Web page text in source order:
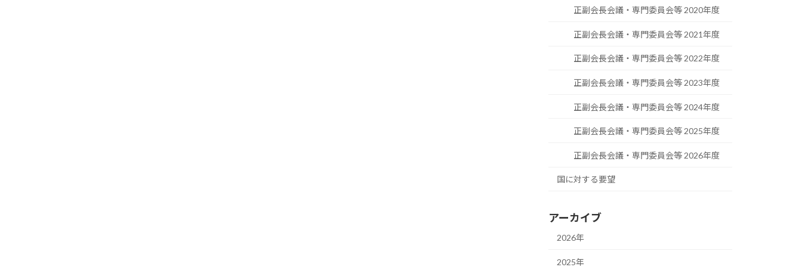
正副会長会議・専門委員会等 2020年度
正副会長会議・専門委員会等 2021年度
正副会長会議・専門委員会等 2022年度
正副会長会議・専門委員会等 2023年度
正副会長会議・専門委員会等 2024年度
正副会長会議・専門委員会等 2025年度
正副会長会議・専門委員会等 2026年度
国に対する要望
アーカイブ
2026年
2025年